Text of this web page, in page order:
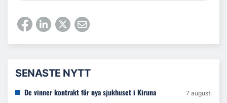
SENASTE NYTT
De vinner kontrakt för nya sjukhuset i Kiruna 7 augusti